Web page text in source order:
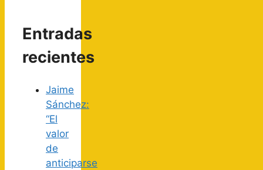
Entradas
recientes
Jaime
Sánchez:
“El
valor
de
anticiparse